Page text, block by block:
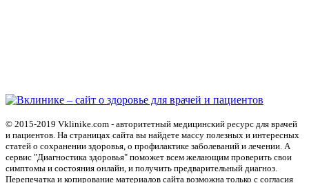
© 2015-2019 Vklinike.com - авторитетный медицинский ресурс для врачей
и пациентов. На страницах сайта вы найдете массу полезных и интересных
статей о сохранении здоровья, о профилактике заболеваний и лечении. А
сервис "Диагностика здоровья" поможет всем желающим проверить свои
симптомы и состояния онлайн, и получить предварительный диагноз.
Перепечатка и копирование материалов сайта возможна только с согласия